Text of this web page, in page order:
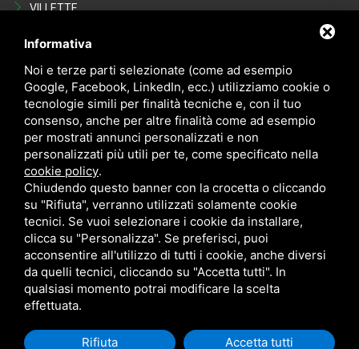
VILLETTE
Last Minute
VENDITE
Appartamenti
VILLETTE
NEGOZI
POSTI AUTO - GARAGE
Occasioni in vendita
Informativa
Noi e terze parti selezionate (come ad esempio
Google, Facebook, LinkedIn, ecc.) utilizziamo cookie o
tecnologie simili per finalità tecniche e, con il tuo
consenso, anche per altre finalità come ad esempio
per mostrati annunci personalizzati e non
personalizzati più utili per te, come specificato nella
cookie policy.
Chiudendo questo banner con la crocetta o cliccando
su "Rifiuta", verranno utilizzati solamente cookie
tecnici. Se vuoi selezionare i cookie da installare,
clicca su "Personalizza". Se preferisci, puoi
acconsentire all'utilizzo di tutti i cookie, anche diversi
da quelli tecnici, cliccando su "Accetta tutti". In
qualsiasi momento potrai modificare la scelta
effettuata.
Rifiuta Accetta tutti